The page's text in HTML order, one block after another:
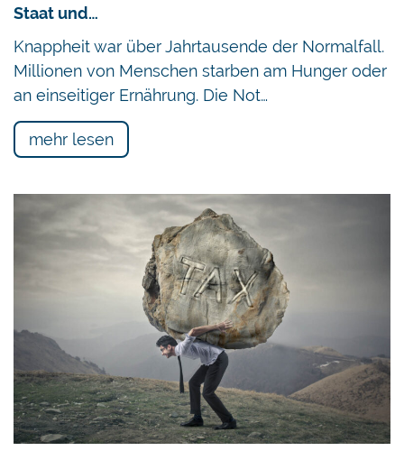
Staat und…
Knappheit war über Jahrtausende der Normalfall.
Millionen von Menschen starben am Hunger oder
an einseitiger Ernährung. Die Not…
mehr lesen